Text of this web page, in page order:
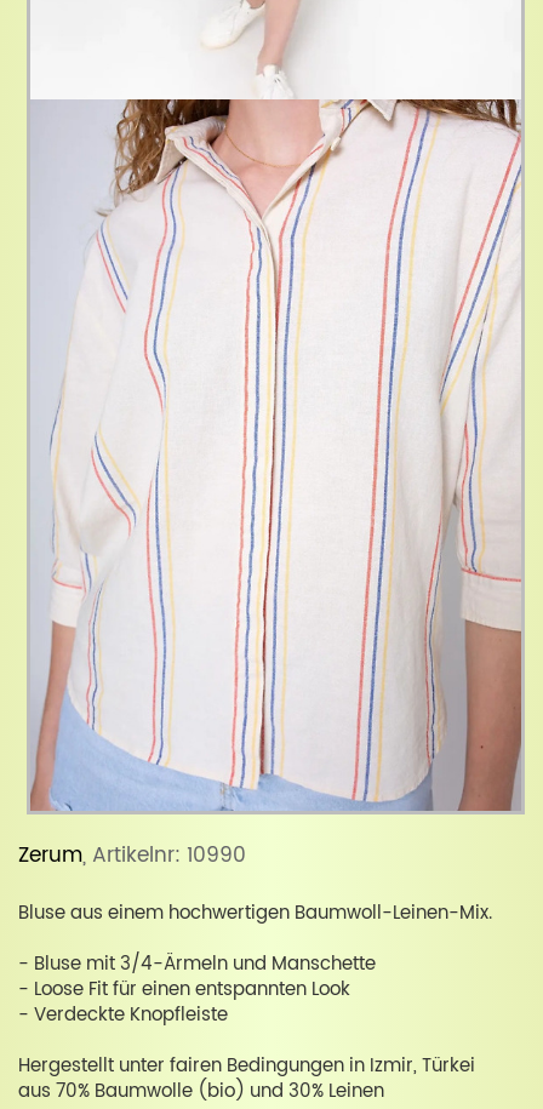
Zerum, Artikelnr: 10990
Bluse aus einem hochwertigen Baumwoll-Leinen-Mix.
- Bluse mit 3/4-Ärmeln und Manschette
- Loose Fit für einen entspannten Look
- Verdeckte Knopfleiste
Hergestellt unter fairen Bedingungen in Izmir, Türkei
aus 70% Baumwolle (bio) und 30% Leinen